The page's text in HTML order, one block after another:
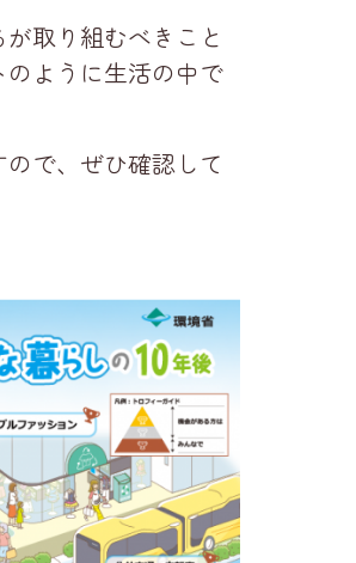
取り組むべきこと
ように生活の中で
で、ぜひ確認して